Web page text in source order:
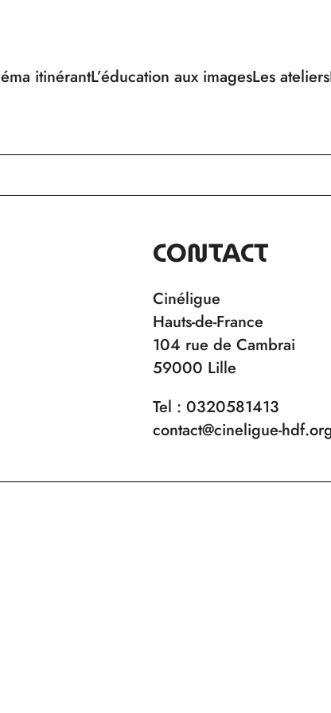
itinérantL’éducation aux imagesLes ateliers
CONTACT
Cinéligue
Hauts-de-France
104 rue de Cambrai
59000 Lille
Tel : 0320581413
contact@cineligue-